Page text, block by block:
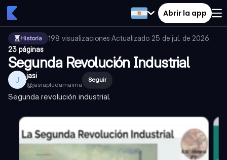
Abrir la app
Historia 198 visualizaciones·Actualizado 25 de jul. de 2026·
23 páginas
Segunda Revolución Industrial
J jasi
@jasiapludamaima
Seguir
Segunda revolución industrial.